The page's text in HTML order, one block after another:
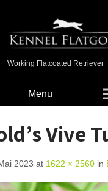
Working Flatcoated Retriever
Menu
Vive
2023 at 1622 × 2560 in